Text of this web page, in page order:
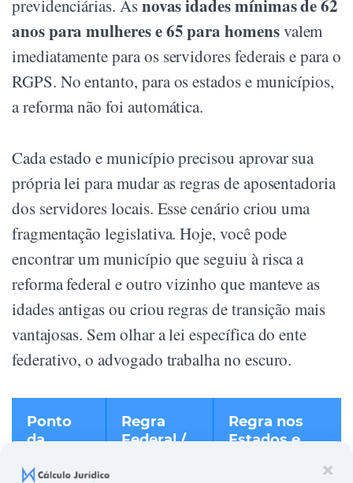
×
previdenciárias. Asnovas idades mínimas de 62
anos para mulheres e 65 para homensvalem
imediatamente para os servidores federais e para o
RGPS. No entanto, para os estados e municípios,
a reforma não foi automática.
Cada estado e município precisou aprovar sua
própria lei para mudar as regras de aposentadoria
dos servidores locais. Esse cenário criou uma
fragmentação legislativa. Hoje, você pode
encontrar um município que seguiu à risca a
reforma federal e outro vizinho que manteve as
idades antigas ou criou regras de transição mais
vantajosas. Sem olhar a lei específica do ente
federativo, o advogado trabalha no escuro.
Ponto
da
Regra
Federal /
Regra nos
Estados e